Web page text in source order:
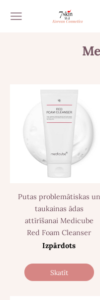
Putas problemātiskas un
taukainas ādas
attīrīšanai Medicube
Red Foam Cleanser
Izpārdots
Skatīt